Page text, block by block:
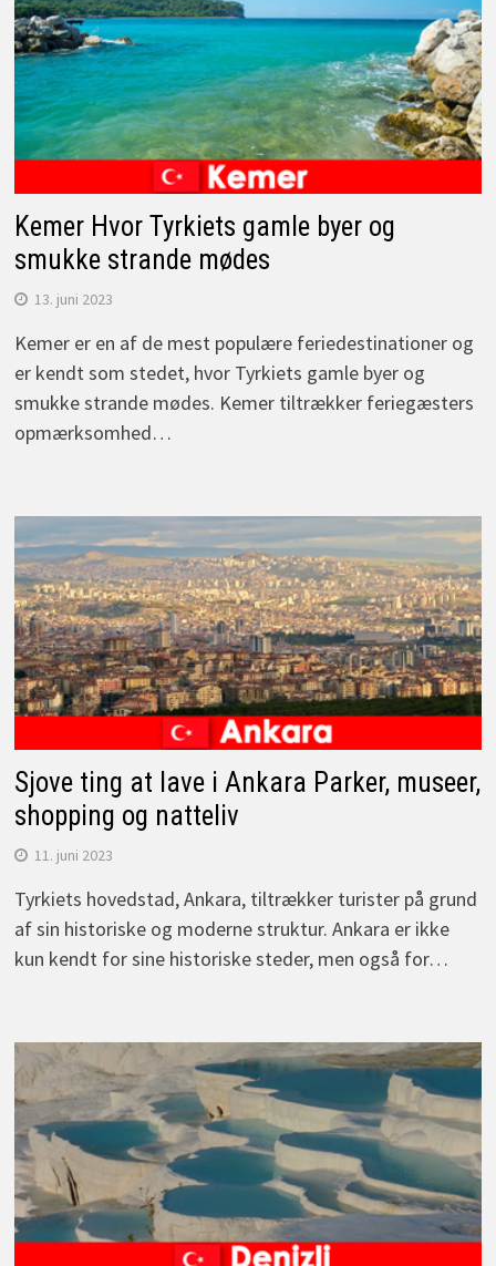
Kemer Hvor Tyrkiets gamle byer og
smukke strande mødes
13. juni 2023
Kemer er en af de mest populære feriedestinationer og
er kendt som stedet, hvor Tyrkiets gamle byer og
smukke strande mødes. Kemer tiltrækker feriegæsters
opmærksomhed…
Sjove ting at lave i Ankara Parker, museer,
shopping og natteliv
11. juni 2023
Tyrkiets hovedstad, Ankara, tiltrækker turister på grund
af sin historiske og moderne struktur. Ankara er ikke
kun kendt for sine historiske steder, men også for…